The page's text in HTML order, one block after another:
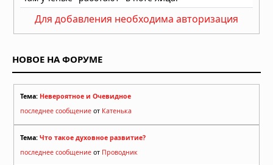
Бразилию накрыли мощные
ураганы: пять человек погибли,
тысячи людей не смогли добраться
30.07.2026 в 12:02
Землетрясение в Японии: число
погибших достигло 13, спасатели
ищут выживших
29.07.2026 в 13:51
Для добавления необходима авторизация
НОВОЕ НА ФОРУМЕ
Тема: Невероятное и Очевидное
последнее сообщение от Катенька
Тема: Что такое духовное развитие?
последнее сообщение от Проводник